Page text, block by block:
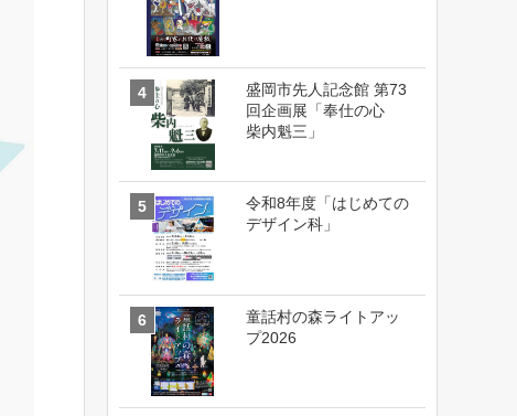
盛岡市先人記念館 第73
回企画展「奉仕の心
柴内魁三」
令和8年度「はじめての
デザイン科」
童話村の森ライトアッ
プ2026